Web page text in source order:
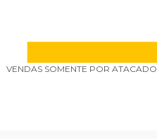
VENDAS SOMENTE POR ATACADO